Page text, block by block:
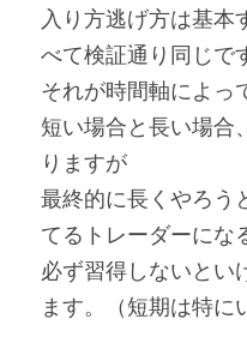
入り方逃げ方は基本
べて検証通り同じで
それが時間軸によっ
短い場合と長い場合
りますが
最終的に長くやろう
てるトレーダーにな
必ず習得しないとい
ます。（短期は特に